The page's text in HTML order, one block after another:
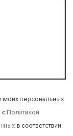
моих персональных
с Политикой
в соответствии